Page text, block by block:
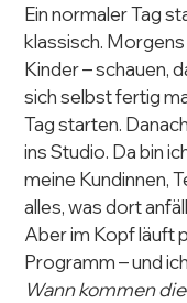
Ein normaler Tag
klassisch.
Kinder – schauen,
sich selbst fertig
Tag starten.
ins Studio. Da bin
meine Kundinnen,
alles, was dort
Aber im Kopf läuft
Programm – und
Wann kommen